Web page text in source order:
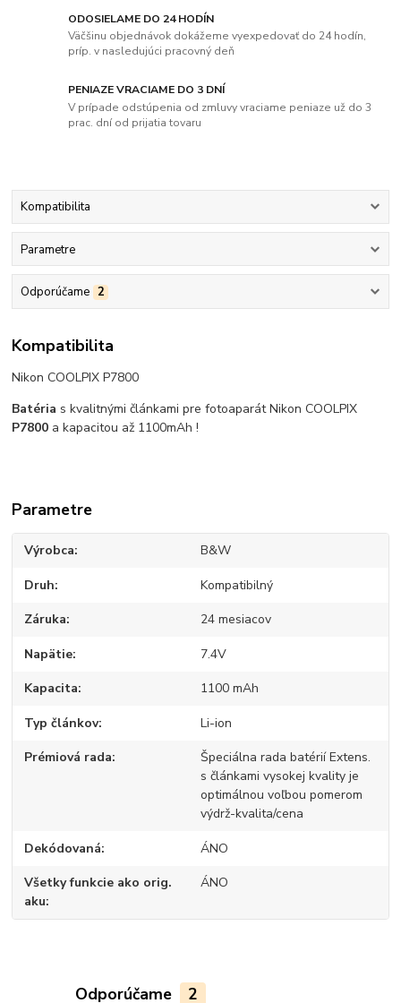
ODOSIELAME DO 24 HODÍN
Väčšinu objednávok dokážeme vyexpedovať do 24 hodín,
príp. v nasledujúci pracovný deň
PENIAZE VRACIAME DO 3 DNÍ
V prípade odstúpenia od zmluvy vraciame peniaze už do 3
prac. dní od prijatia tovaru
Kompatibilita
Parametre
Odporúčame 2
Kompatibilita
Nikon COOLPIX P7800
Batéria s kvalitnými článkami pre fotoaparát Nikon COOLPIX
P7800 a kapacitou až 1100mAh !
Parametre
Výrobca B&W
Druh Kompatibilný
Záruka 24 mesiacov
Napätie 7.4V
Kapacita 1100 mAh
Typ článkov Li-ion
Prémiová rada
Špeciálna rada batérií Extens.
s článkami vysokej kvality je
optimálnou voľbou pomerom
výdrž-kvalita/cena
Dekódovaná ÁNO
Všetky funkcie ako orig.
aku
ÁNO
Odporúčame 2